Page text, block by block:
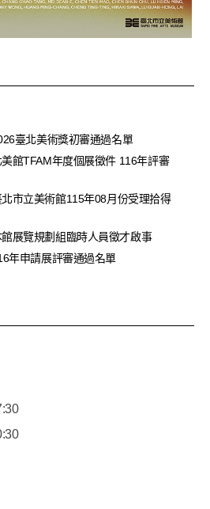
臺北美術獎初審通過名單
館TFAM年度個展徵件 116年評審
北市立美術館115年08月份受理拾得
館展覽規劃組臨時人員徵才啟事
年申請展評審通過名單